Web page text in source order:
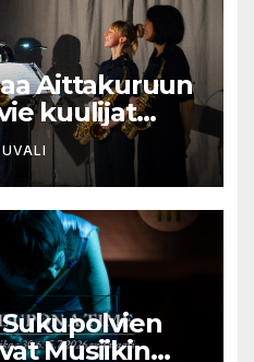
Aittakuruun
kuulijat
keskelle
Sukupolvien
Musiikin